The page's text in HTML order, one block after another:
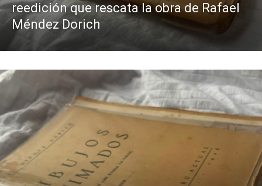
reedición que rescata la obra de Rafael
Méndez Dorich